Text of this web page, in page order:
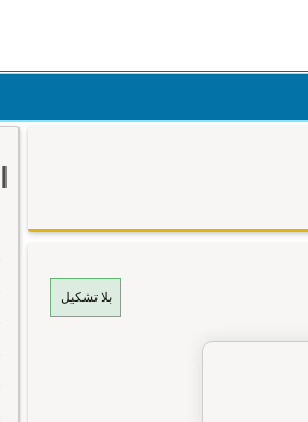
بلا تشكيل